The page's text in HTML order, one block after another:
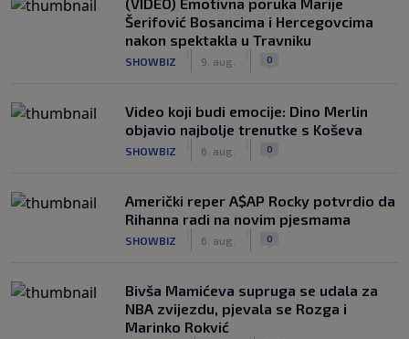
Šerifović Bosancima i Hercegovcima
nakon spektakla u Travniku
SHOWBIZ 9. aug. 0
Video koji budi emocije: Dino Merlin
objavio najbolje trenutke s Koševa
SHOWBIZ 6. aug. 0
Američki reper A$AP Rocky potvrdio da
Rihanna radi na novim pjesmama
SHOWBIZ 6. aug. 0
Bivša Mamićeva supruga se udala za
NBA zvijezdu, pjevala se Rozga i
Marinko Rokvić